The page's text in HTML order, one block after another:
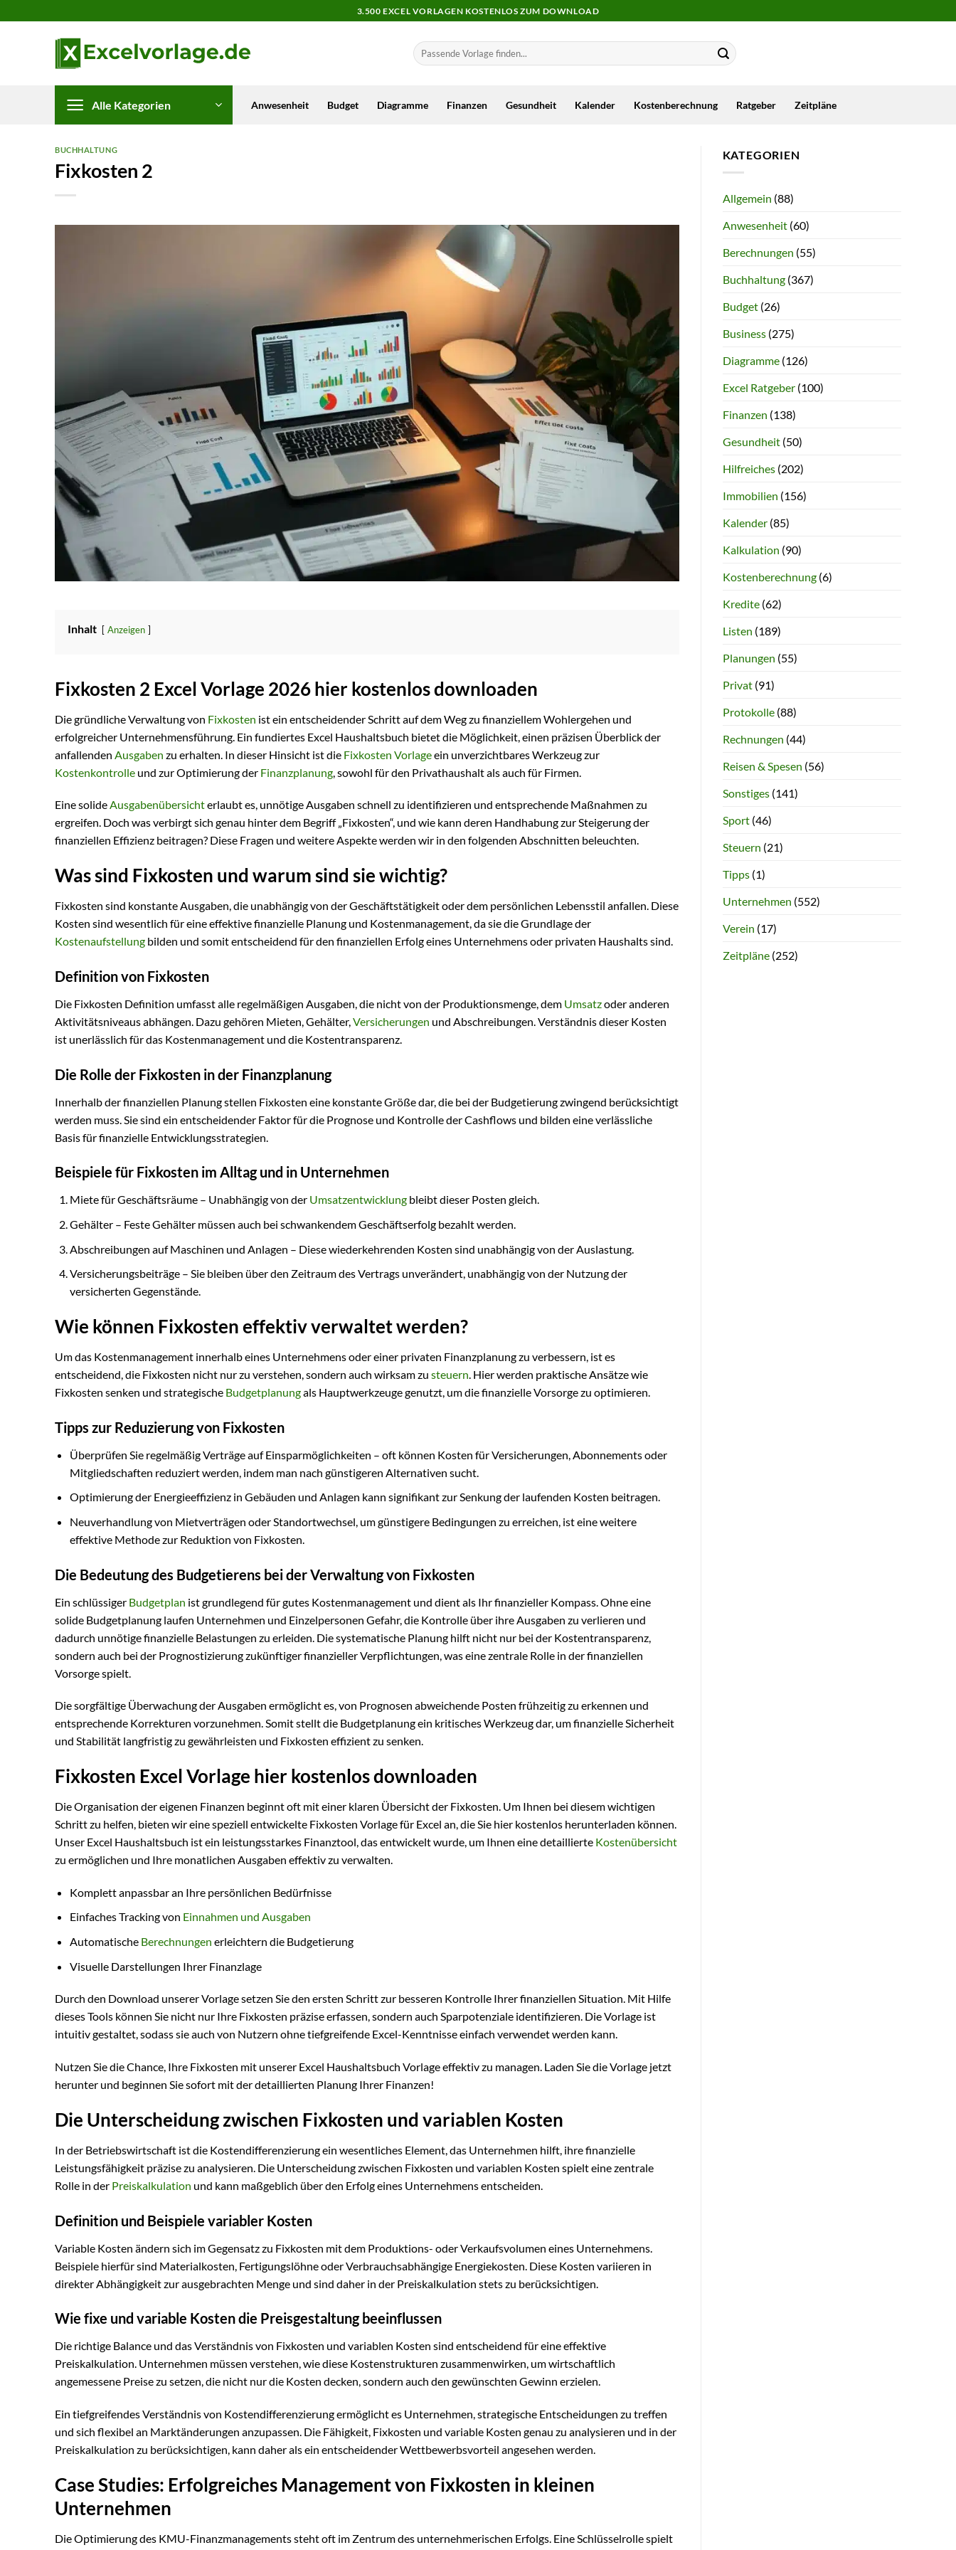
Inhalt
3.500 EXCEL VORLAGEN KOSTENLOS ZUM DOWNLOAD
Alle Kategorien Anwesenheit Budget Diagramme Finanzen Gesundheit Kalender Kostenberechnung Ratgeber Zeitpläne
BUCHHALTUNG
Fixkosten 2
Inhalt Anzeigen
Fixkosten 2 Excel Vorlage 2026 hier kostenlos downloaden
Die gründliche Verwaltung von Fixkosten ist ein entscheidender Schritt auf dem Weg zu finanziellem Wohlergehen und
erfolgreicher Unternehmensführung. Ein fundiertes Excel Haushaltsbuch bietet die Möglichkeit, einen präzisen Überblick der
anfallenden Ausgaben zu erhalten. In dieser Hinsicht ist die Fixkosten Vorlageein unverzichtbares Werkzeug zur
Kostenkontrolle und zur Optimierung der Finanzplanung , sowohl für den Privathaushalt als auch für Firmen.
Eine solideAusgabenübersichterlaubt es, unnötige Ausgaben schnell zu identifizieren und entsprechende Maßnahmen zu
ergreifen. Doch was verbirgt sich genau hinter dem Begriff „Fixkosten“, und wie kann deren Handhabung zur Steigerung der
finanziellen Effizienz beitragen? Diese Fragen und weitere Aspekte werden wir in den folgenden Abschnitten beleuchten.
Was sind Fixkosten und warum sind sie wichtig?
Fixkosten sind konstante Ausgaben, die unabhängig von der Geschäftstätigkeit oder dem persönlichen Lebensstil anfallen. Diese
Kosten sind wesentlich für eine effektive finanzielle Planung und Kostenmanagement, da sie die Grundlage der
Kostenaufstellung bilden und somit entscheidend für den finanziellen Erfolg eines Unternehmens oder privaten Haushalts sind.
Definition von Fixkosten
Die Fixkosten Definition umfasst alle regelmäßigen Ausgaben, die nicht von der Produktionsmenge, dem Umsatzoder anderen
Aktivitätsniveaus abhängen. Dazu gehören Mieten, Gehälter,Versicherungen und Abschreibungen. Verständnis dieser Kosten
ist unerlässlich für das Kostenmanagement und die Kostentransparenz.
Die Rolle der Fixkosten in der Finanzplanung
Innerhalb der finanziellen Planung stellen Fixkosten eine konstante Größe dar, die bei der Budgetierung zwingend berücksichtigt
werden muss. Sie sind ein entscheidender Faktor für die Prognose und Kontrolle der Cashflows und bilden eine verlässliche
Basis für finanzielle Entwicklungsstrategien.
Beispiele für Fixkosten im Alltag und in Unternehmen
Miete für Geschäftsräume – Unabhängig von der Umsatzentwicklungbleibt dieser Posten gleich.
Gehälter – Feste Gehälter müssen auch bei schwankendem Geschäftserfolg bezahlt werden.
Abschreibungen auf Maschinen und Anlagen – Diese wiederkehrenden Kosten sind unabhängig von der Auslastung.
Versicherungsbeiträge – Sie bleiben über den Zeitraum des Vertrags unverändert, unabhängig von der Nutzung der
versicherten Gegenstände.
Wie können Fixkosten effektiv verwaltet werden?
Um das Kostenmanagement innerhalb eines Unternehmens oder einer privaten Finanzplanung zu verbessern, ist es
entscheidend, die Fixkosten nicht nur zu verstehen, sondern auch wirksam zu steuern. Hier werden praktische Ansätze wie
Fixkosten senken und strategische Budgetplanungals Hauptwerkzeuge genutzt, um die finanzielle Vorsorge zu optimieren.
Tipps zur Reduzierung von Fixkosten
Überprüfen Sie regelmäßig Verträge auf Einsparmöglichkeiten – oft können Kosten für Versicherungen, Abonnements oder
Mitgliedschaften reduziert werden, indem man nach günstigeren Alternativen sucht.
Optimierung der Energieeffizienz in Gebäuden und Anlagen kann signifikant zur Senkung der laufenden Kosten beitragen.
Neuverhandlung von Mietverträgen oder Standortwechsel, um günstigere Bedingungen zu erreichen, ist eine weitere
effektive Methode zur Reduktion von Fixkosten.
Die Bedeutung des Budgetierens bei der Verwaltung von Fixkosten
Ein schlüssiger Budgetplan ist grundlegend für gutes Kostenmanagement und dient als Ihr finanzieller Kompass. Ohne eine
solide Budgetplanung laufen Unternehmen und Einzelpersonen Gefahr, die Kontrolle über ihre Ausgaben zu verlieren und
dadurch unnötige finanzielle Belastungen zu erleiden. Die systematische Planung hilft nicht nur bei der Kostentransparenz,
sondern auch bei der Prognostizierung zukünftiger finanzieller Verpflichtungen, was eine zentrale Rolle in der finanziellen
Vorsorge spielt.
Die sorgfältige Überwachung der Ausgaben ermöglicht es, von Prognosen abweichende Posten frühzeitig zu erkennen und
entsprechende Korrekturen vorzunehmen. Somit stellt die Budgetplanung ein kritisches Werkzeug dar, um finanzielle Sicherheit
und Stabilität langfristig zu gewährleisten und Fixkosten effizient zu senken.
Fixkosten Excel Vorlage hier kostenlos downloaden
Die Organisation der eigenen Finanzen beginnt oft mit einer klaren Übersicht der Fixkosten. Um Ihnen bei diesem wichtigen
Schritt zu helfen, bieten wir eine speziell entwickelte Fixkosten Vorlage für Excel an, die Sie hier kostenlos herunterladen können.
Unser Excel Haushaltsbuch ist ein leistungsstarkes Finanztool, das entwickelt wurde, um Ihnen eine detaillierte Kostenübersicht
zu ermöglichen und Ihre monatlichen Ausgaben effektiv zu verwalten.
Komplett anpassbar an Ihre persönlichen Bedürfnisse
Einfaches Tracking von Einnahmen und Ausgaben
Automatische Berechnungen erleichtern die Budgetierung
Visuelle Darstellungen Ihrer Finanzlage
Durch den Download unserer Vorlage setzen Sie den ersten Schritt zur besseren Kontrolle Ihrer finanziellen Situation. Mit Hilfe
dieses Tools können Sie nicht nur Ihre Fixkosten präzise erfassen, sondern auch Sparpotenziale identifizieren. Die Vorlage ist
intuitiv gestaltet, sodass sie auch von Nutzern ohne tiefgreifende Excel-Kenntnisse einfach verwendet werden kann.
Nutzen Sie die Chance, Ihre Fixkosten mit unserer Excel Haushaltsbuch Vorlage effektiv zu managen. Laden Sie die Vorlage jetzt
herunter und beginnen Sie sofort mit der detaillierten Planung Ihrer Finanzen!
Die Unterscheidung zwischen Fixkosten und variablen Kosten
In der Betriebswirtschaft ist die Kostendifferenzierung ein wesentliches Element, das Unternehmen hilft, ihre finanzielle
Leistungsfähigkeit präzise zu analysieren. Die Unterscheidung zwischen Fixkosten und variablen Kosten spielt eine zentrale
Rolle in der Preiskalkulation und kann maßgeblich über den Erfolg eines Unternehmens entscheiden.
Definition und Beispiele variabler Kosten
Variable Kosten ändern sich im Gegensatz zu Fixkosten mit dem Produktions- oder Verkaufsvolumen eines Unternehmens.
Beispiele hierfür sind Materialkosten, Fertigungslöhne oder Verbrauchsabhängige Energiekosten. Diese Kosten variieren in
direkter Abhängigkeit zur ausgebrachten Menge und sind daher in der Preiskalkulation stets zu berücksichtigen.
Wie fixe und variable Kosten die Preisgestaltung beeinflussen
Die richtige Balance und das Verständnis von Fixkosten und variablen Kosten sind entscheidend für eine effektive
Preiskalkulation. Unternehmen müssen verstehen, wie diese Kostenstrukturen zusammenwirken, um wirtschaftlich
angemessene Preise zu setzen, die nicht nur die Kosten decken, sondern auch den gewünschten Gewinn erzielen.
Ein tiefgreifendes Verständnis von Kostendifferenzierung ermöglicht es Unternehmen, strategische Entscheidungen zu treffen
und sich flexibel an Marktänderungen anzupassen. Die Fähigkeit, Fixkosten und variable Kosten genau zu analysieren und in der
Preiskalkulation zu berücksichtigen, kann daher als ein entscheidender Wettbewerbsvorteil angesehen werden.
Case Studies: Erfolgreiches Management von Fixkosten in kleinen
Unternehmen
Die Optimierung des KMU-Finanzmanagements steht oft im Zentrum des unternehmerischen Erfolgs. Eine Schlüsselrolle spielt
KATEGORIEN
Allgemein (88)
Anwesenheit(60)
Berechnungen (55)
Buchhaltung(367)
Budget(26)
Business(275)
Diagramme(126)
Excel Ratgeber(100)
Finanzen (138)
Gesundheit(50)
Hilfreiches(202)
Immobilien (156)
Kalender(85)
Kalkulation (90)
Kostenberechnung(6)
Kredite(62)
Listen (189)
Planungen (55)
Privat(91)
Protokolle(88)
Rechnungen (44)
Reisen & Spesen (56)
Sonstiges(141)
Sport(46)
Steuern (21)
Tipps(1)
Unternehmen (552)
Verein (17)
Zeitpläne(252)